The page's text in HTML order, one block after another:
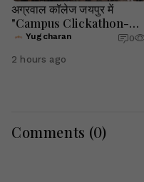
अग्रवाल कॉलेज जयपुर में
"Campus Clickathon-
2025" का सफल आयोजन
Yugcharan 0
2 hours ago
Comments (0)